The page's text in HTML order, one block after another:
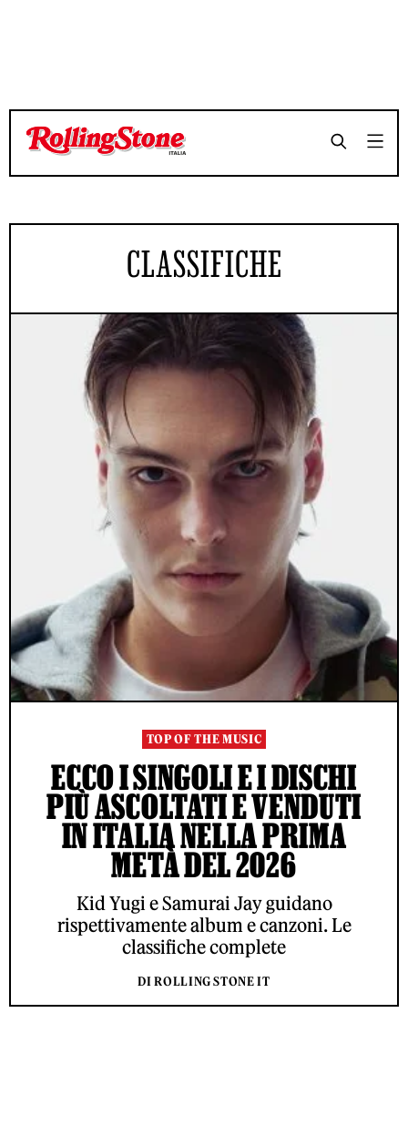
CLASSIFICHE
TOP OF THE MUSIC
ECCO I SINGOLI E I DISCHI
PIÙ ASCOLTATI E VENDUTI
IN ITALIA NELLA PRIMA
METÀ DEL 2026
Kid Yugi e Samurai Jay guidano
rispettivamente album e canzoni. Le
classifiche complete
DI ROLLING STONE IT